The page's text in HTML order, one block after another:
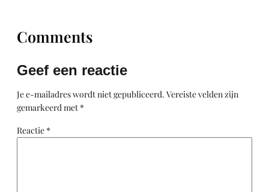
Comments
Geef een reactie
Je e-mailadres wordt niet gepubliceerd. Vereiste velden zijn
gemarkeerd met *
Reactie *